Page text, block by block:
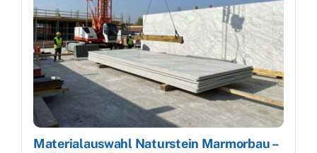
Materialauswahl Naturstein Marmorbau –